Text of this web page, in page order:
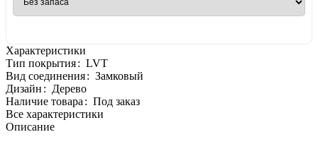
Характеристики
Тип покрытия: LVT
Вид соединения: Замковый
Дизайн: Дерево
Наличие товара: Под заказ
Все характеристики
Описание